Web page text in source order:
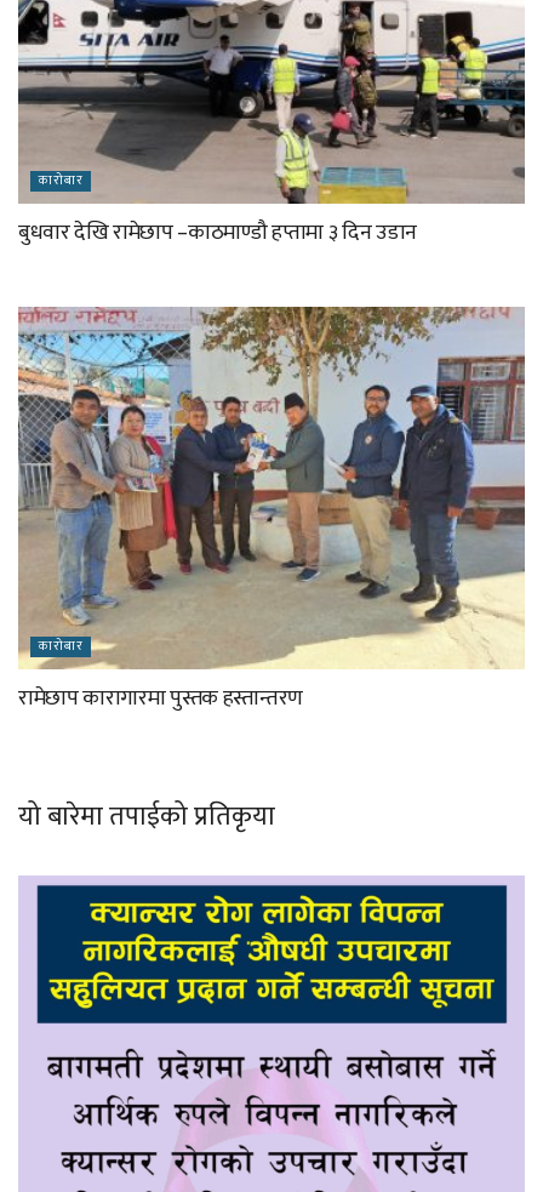
कारोबार
बुधवार देखि रामेछाप –काठमाण्डौ हप्तामा ३ दिन उडान
कारोबार
रामेछाप कारागारमा पुस्तक हस्तान्तरण
यो बारेमा तपाईको प्रतिकृया